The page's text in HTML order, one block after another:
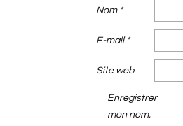
Nom *
E-mail *
Site web
Enregistrer
mon nom,